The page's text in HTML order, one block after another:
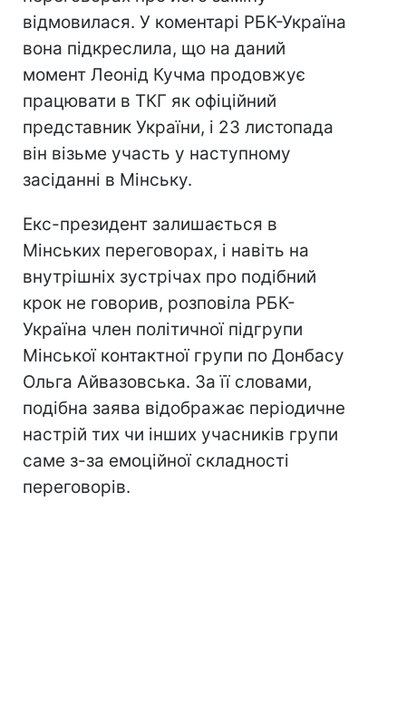
відмовилася. У коментарі РБК-Україна
вона підкреслила, що на даний
момент Леонід Кучма продовжує
працювати в ТКГ як офіційний
представник України, і 23 листопада
він візьме участь у наступному
засіданні в Мінську.
Екс-президент залишається в
Мінських переговорах, і навіть на
внутрішніх зустрічах про подібний
крок не говорив, розповіла РБК-
Україна член політичної підгрупи
Мінської контактної групи по Донбасу
Ольга Айвазовська. За її словами,
подібна заява відображає періодичне
настрій тих чи інших учасників групи
саме з-за емоційної складності
переговорів.